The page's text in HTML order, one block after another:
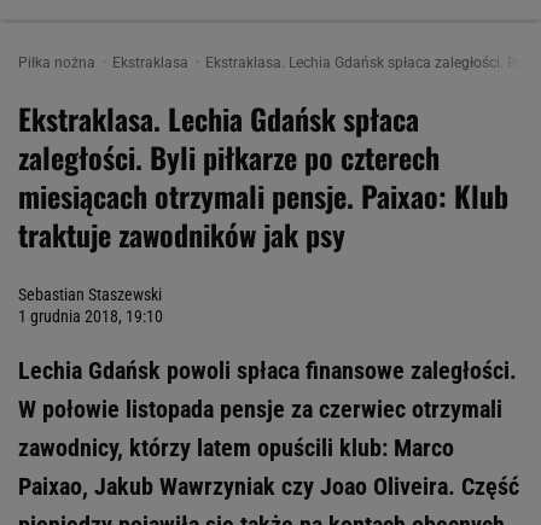
Piłka nożna Ekstraklasa Ekstraklasa. Lechia Gdańsk spłaca zaległości.
Ekstraklasa. Lechia Gdańsk spłaca
zaległości. Byli piłkarze po czterech
miesiącach otrzymali pensje. Paixao: Klub
traktuje zawodników jak psy
Sebastian Staszewski
1 grudnia 2018, 19:10
Lechia Gdańsk powoli spłaca finansowe zaległości.
W połowie listopada pensje za czerwiec otrzymali
zawodnicy, którzy latem opuścili klub: Marco
Paixao, Jakub Wawrzyniak czy Joao Oliveira. Część